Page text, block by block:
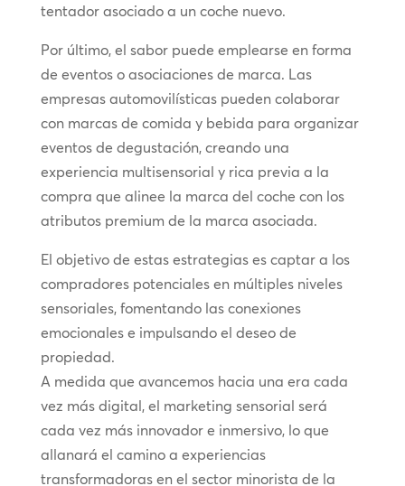
tentador asociado a un coche nuevo.
Por último, el sabor puede emplearse en forma
de eventos o asociaciones de marca. Las
empresas automovilísticas pueden colaborar
con marcas de comida y bebida para organizar
eventos de degustación, creando una
experiencia multisensorial y rica previa a la
compra que alinee la marca del coche con los
atributos premium de la marca asociada.
El objetivo de estas estrategias es captar a los
compradores potenciales en múltiples niveles
sensoriales, fomentando las conexiones
emocionales e impulsando el deseo de
propiedad.
A medida que avancemos hacia una era cada
vez más digital, el marketing sensorial será
cada vez más innovador e inmersivo, lo que
allanará el camino a experiencias
transformadoras en el sector minorista de la